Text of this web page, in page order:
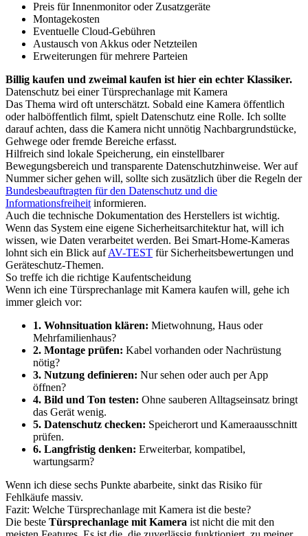
Preis für Innenmonitor oder Zusatzgeräte
Montagekosten
Eventuelle Cloud-Gebühren
Austausch von Akkus oder Netzteilen
Erweiterungen für mehrere Parteien
Billig kaufen und zweimal kaufen ist hier ein echter Klassiker.
Datenschutz bei einer Türsprechanlage mit Kamera
Das Thema wird oft unterschätzt. Sobald eine Kamera öffentlich
oder halböffentlich filmt, spielt Datenschutz eine Rolle. Ich sollte
darauf achten, dass die Kamera nicht unnötig Nachbargrundstücke,
Gehwege oder fremde Bereiche erfasst.
Hilfreich sind lokale Speicherung, ein einstellbarer
Bewegungsbereich und transparente Datenschutzhinweise. Wer auf
Nummer sicher gehen will, sollte sich zusätzlich über die Regeln der
Bundesbeauftragten für den Datenschutz und die
Informationsfreiheit informieren.
Auch die technische Dokumentation des Herstellers ist wichtig.
Wenn das System eine eigene Sicherheitsarchitektur hat, will ich
wissen, wie Daten verarbeitet werden. Bei Smart-Home-Kameras
lohnt sich ein Blick aufAV-TEST für Sicherheitsbewertungen und
Geräteschutz-Themen.
So treffe ich die richtige Kaufentscheidung
Wenn ich eine Türsprechanlage mit Kamera kaufen will, gehe ich
immer gleich vor:
1. Wohnsituation klären: Mietwohnung, Haus oder
Mehrfamilienhaus?
2. Montage prüfen: Kabel vorhanden oder Nachrüstung
nötig?
3. Nutzung definieren: Nur sehen oder auch per App
öffnen?
4. Bild und Ton testen: Ohne sauberen Alltagseinsatz bringt
das Gerät wenig.
5. Datenschutz checken: Speicherort und Kameraausschnitt
prüfen.
6. Langfristig denken: Erweiterbar, kompatibel,
wartungsarm?
Wenn ich diese sechs Punkte abarbeite, sinkt das Risiko für
Fehlkäufe massiv.
Fazit: Welche Türsprechanlage mit Kamera ist die beste?
Die beste Türsprechanlage mit Kamera ist nicht die mit den